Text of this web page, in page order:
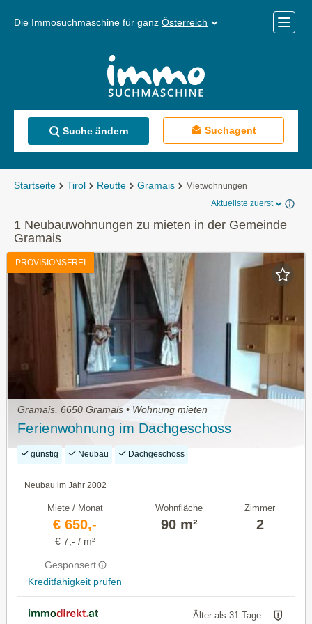
Die Immosuchmaschine für ganz Österreich
Menü
Suche ändern Suchagent
Startseite Tirol Reutte Gramais
Mietwohnungen
Aktuellste zuerst
1 Neubauwohnungen zu mieten in der Gemeinde
Gramais
PROVISIONSFREI
Gramais, 6650 Gramais • Wohnung mieten
Ferienwohnung im Dachgeschoss
günstig Neubau Dachgeschoss
Neubau im Jahr 2002
Miete / Monat
€ 650,-
€ 7,- / m²
Gesponsert
Kreditfähigkeit prüfen
Wohnfläche
90 m²
Zimmer
2
Älter als 31 Tage